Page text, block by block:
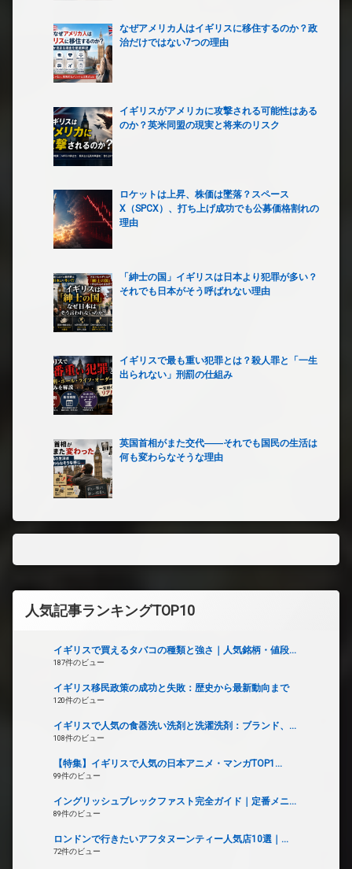
なぜアメリカ人はイギリスに移住するのか？政
治だけではない7つの理由
イギリスがアメリカに攻撃される可能性はある
のか？英米同盟の現実と将来のリスク
ロケットは上昇、株価は墜落？スペース
X（SPCX）、打ち上げ成功でも公募価格割れの
理由
「紳士の国」イギリスは日本より犯罪が多い？
それでも日本がそう呼ばれない理由
イギリスで最も重い犯罪とは？殺人罪と「一生
出られない」刑罰の仕組み
英国首相がまた交代――それでも国民の生活は
何も変わらなそうな理由
人気記事ランキングTOP10
イギリスで買えるタバコの種類と強さ｜人気銘柄・値段...
187件のビュー
イギリス移民政策の成功と失敗：歴史から最新動向まで
120件のビュー
イギリスで人気の食器洗い洗剤と洗濯洗剤：ブランド、...
108件のビュー
【特集】イギリスで人気の日本アニメ・マンガTOP1...
99件のビュー
イングリッシュブレックファスト完全ガイド｜定番メニ...
89件のビュー
ロンドンで行きたいアフタヌーンティー人気店10選｜...
72件のビュー